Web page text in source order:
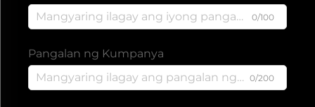
0/100
Pangalan ng Kumpanya
0/200